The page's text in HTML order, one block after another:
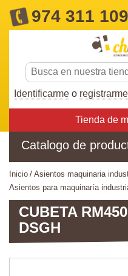
974 311 109
Identificarme o registrarme
Tienda de
Catalogo de
inicio
asientos maquinaria
asientos para maquinaría
CUBETA
DSGH